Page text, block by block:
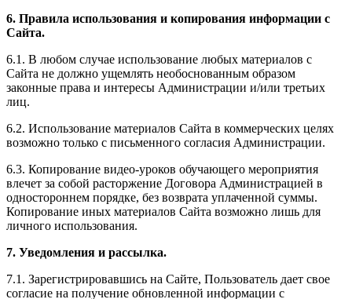
6. Правила использования и копирования информации с
Сайта.
6.1. В любом случае использование любых материалов с
Сайта не должно ущемлять необоснованным образом
законные права и интересы Администрации и/или третьих
лиц.
6.2. Использование материалов Сайта в коммерческих целях
возможно только с письменного согласия Администрации.
6.3. Копирование видео-уроков обучающего мероприятия
влечет за собой расторжение Договора Администрацией в
одностороннем порядке, без возврата уплаченной суммы.
Копирование иных материалов Сайта возможно лишь для
личного использования.
7. Уведомления и рассылка.
7.1. Зарегистрировавшись на Сайте, Пользователь дает свое
согласие на получение обновленной информации с